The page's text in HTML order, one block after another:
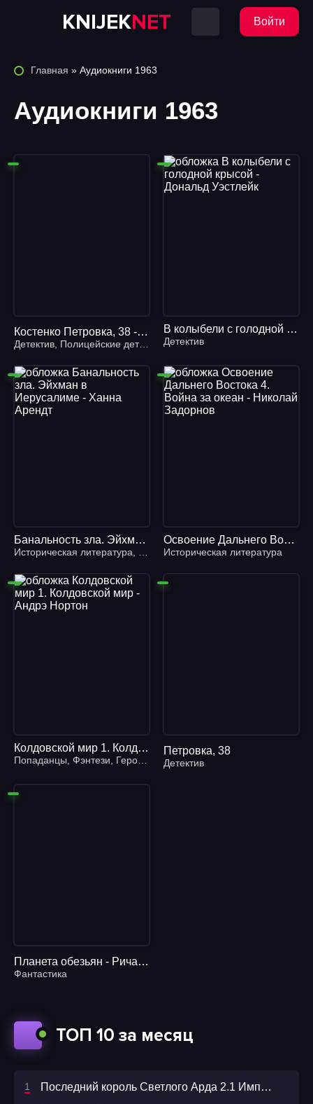
KNIJEKNET Войти
ТОП 10 за месяц
Последний король Светлого Арда 2.1 Империя травы. Том 2
Главная » Аудиокниги 1963
Аудиокниги 1963
Костенко Петровка, 38 - Юлиан Семенов
Детектив Полицейские детективы
В колыбели с голодной крысой - Дональд Уэстлейк
Детектив
Банальность зла. Эйхман в Иерусалиме - Ханна Арендт
Историческая литература Зарубежная литература
Освоение Дальнего Востока 4. Война за океан - Николай Задорнов
Историческая литература
Колдовской мир 1. Колдовской мир - Андрэ Нортон
Попаданцы Фэнтези Героическое фэнтези
Петровка, 38
Детектив
Планета обезьян - Ричард Матесон
Фантастика